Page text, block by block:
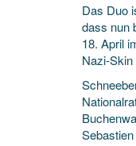
Das Duo
dass nun
18. April
Nazi-